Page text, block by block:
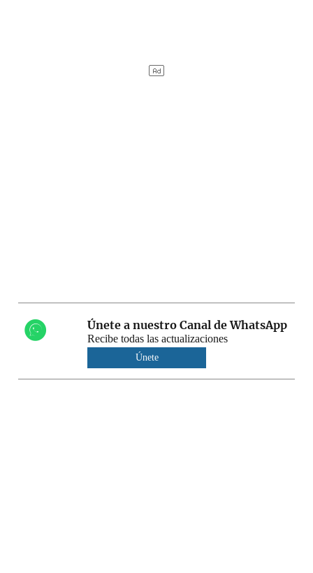
Únete a nuestro Canal de WhatsApp
Recibe todas las actualizaciones
Únete